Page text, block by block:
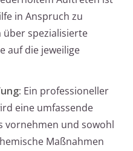
in Anspruch zu
über spezialisierte
auf die jeweilige
Ein professioneller
eine umfassende
vornehmen und sowohl
Maßnahmen